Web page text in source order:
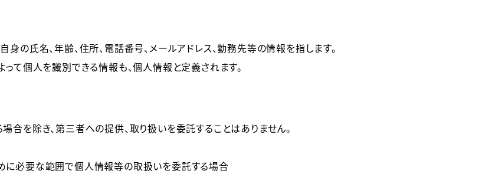
の氏名、年齢、住所、電話番号、メールアドレス、勤務先等の情報を指します。
て個人を識別できる情報も、個人情報と定義されます。
を除き、第三者への提供、取り扱いを委託することはありません。
必要な範囲で個人情報等の取扱いを委託する場合